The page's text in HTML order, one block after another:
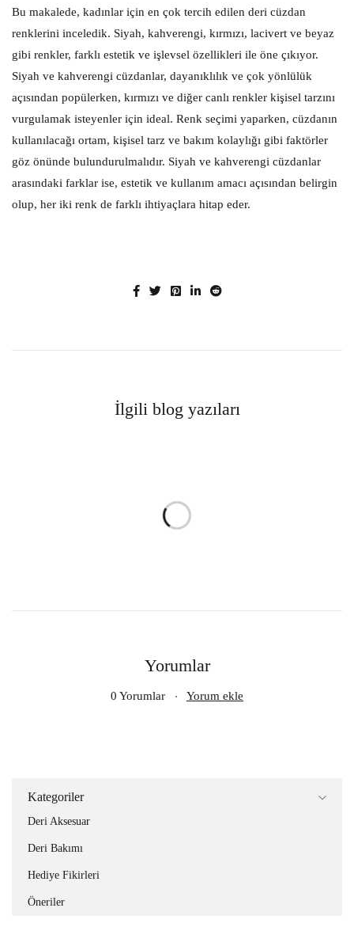
Bu makalede, kadınlar için en çok tercih edilen deri cüzdan
renklerini inceledik. Siyah, kahverengi, kırmızı, lacivert ve beyaz
gibi renkler, farklı estetik ve işlevsel özellikleri ile öne çıkıyor.
Siyah ve kahverengi cüzdanlar, dayanıklılık ve çok yönlülük
açısından popülerken, kırmızı ve diğer canlı renkler kişisel tarzını
vurgulamak isteyenler için ideal. Renk seçimi yaparken, cüzdanın
kullanılacağı ortam, kişisel tarz ve bakım kolaylığı gibi faktörler
göz önünde bulundurulmalıdır. Siyah ve kahverengi cüzdanlar
arasındaki farklar ise, estetik ve kullanım amacı açısından belirgin
olup, her iki renk de farklı ihtiyaçlara hitap eder.
İlgili blog yazıları
Yorumlar
0 Yorumlar Yorum ekle
Kategoriler
Deri Aksesuar
Deri Bakımı
Hediye Fikirleri
Öneriler